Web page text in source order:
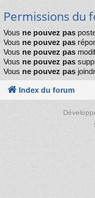
Permissions du
Vous ne pouvez pas
Vous ne pouvez pas
Vous ne pouvez pas
Vous ne pouvez pas
Vous ne pouvez pas
Index du forum